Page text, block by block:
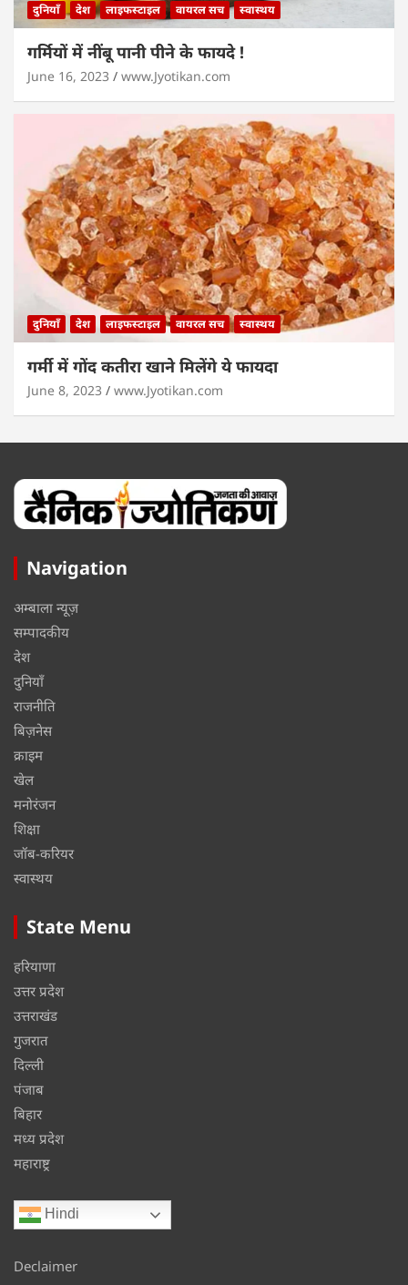
दुनियाँ देश लाइफस्टाइल वायरल सच स्वास्थय
गर्मियों में नींबू पानी पीने के फायदे !
June 16, 2023 www.Jyotikan.com
दुनियाँ देश लाइफस्टाइल वायरल सच स्वास्थय
गर्मी में गोंद कतीरा खाने मिलेंगे ये फायदा
June 8, 2023 www.Jyotikan.com
Navigation
अम्बाला न्यूज़
सम्पादकीय
देश
दुनियाँ
राजनीति
बिज़नेस
क्राइम
खेल
मनोरंजन
शिक्षा
जॉब-करियर
स्वास्थय
State Menu
हरियाणा
उत्तर प्रदेश
उत्तराखंड
गुजरात
दिल्ली
पंजाब
बिहार
मध्य प्रदेश
महाराष्ट्र
Hindi
Declaimer